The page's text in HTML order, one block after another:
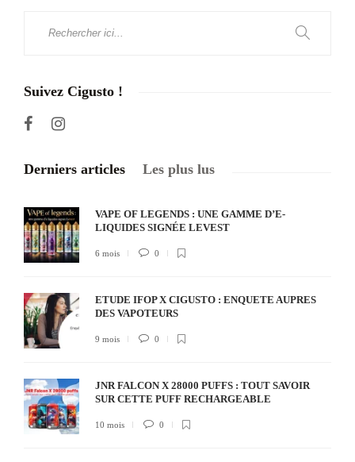
Suivez Cigusto !
Derniers articles Les plus lus
VAPE OF LEGENDS : UNE GAMME D’E-
LIQUIDES SIGNÉE LEVEST
6 mois 0
ETUDE IFOP X CIGUSTO : ENQUETE AUPRES
DES VAPOTEURS
9 mois 0
JNR FALCON X 28000 PUFFS : TOUT SAVOIR
SUR CETTE PUFF RECHARGEABLE
10 mois 0